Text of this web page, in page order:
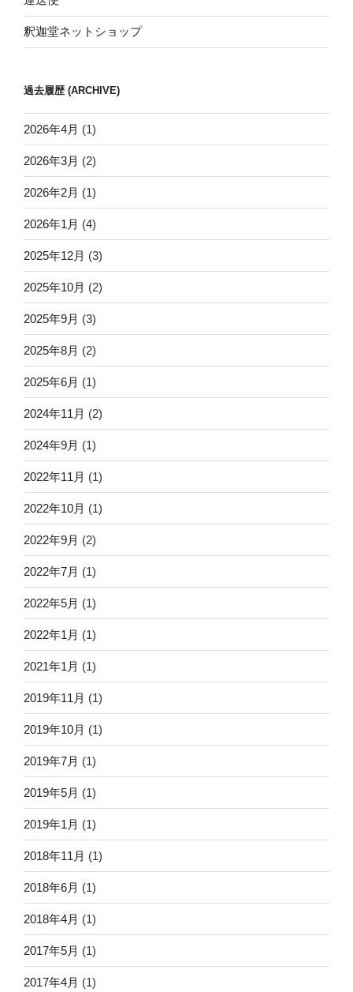
釈迦堂ネットショップ
過去履歴 (ARCHIVE)
2026年4月 (1)
2026年3月 (2)
2026年2月 (1)
2026年1月 (4)
2025年12月 (3)
2025年10月 (2)
2025年9月 (3)
2025年8月 (2)
2025年6月 (1)
2024年11月 (2)
2024年9月 (1)
2022年11月 (1)
2022年10月 (1)
2022年9月 (2)
2022年7月 (1)
2022年5月 (1)
2022年1月 (1)
2021年1月 (1)
2019年11月 (1)
2019年10月 (1)
2019年7月 (1)
2019年5月 (1)
2019年1月 (1)
2018年11月 (1)
2018年6月 (1)
2018年4月 (1)
2017年5月 (1)
2017年4月 (1)